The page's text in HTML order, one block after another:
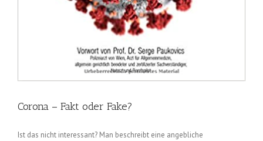
Corona – Fakt oder Fake?
Ist das nicht interessant? Man beschreibt eine angebliche